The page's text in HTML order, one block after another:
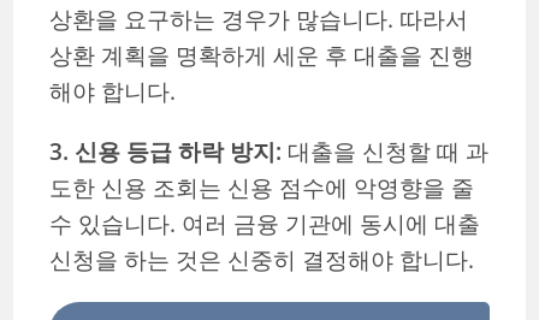
상환을 요구하는 경우가 많습니다. 따라서
상환 계획을 명확하게 세운 후 대출을 진행
해야 합니다.
3. 신용 등급 하락 방지: 대출을 신청할 때 과
도한 신용 조회는 신용 점수에 악영향을 줄
수 있습니다. 여러 금융 기관에 동시에 대출
신청을 하는 것은 신중히 결정해야 합니다.